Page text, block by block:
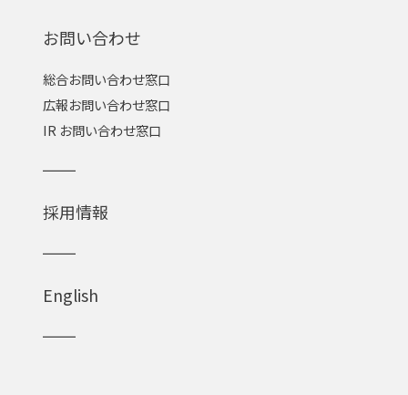
お問い合わせ
総合お問い合わせ窓口
広報お問い合わせ窓口
IR お問い合わせ窓口
採用情報
English